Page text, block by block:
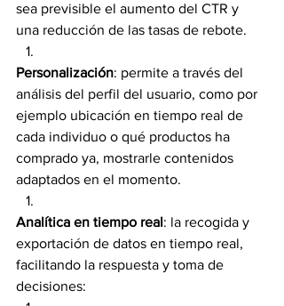
sea previsible el aumento del CTR y
una reducción de las tasas de rebote.
Personalización: permite a través del
análisis del perfil del usuario, como por
ejemplo ubicación en tiempo real de
cada individuo o qué productos ha
comprado ya, mostrarle contenidos
adaptados en el momento.
Analítica en tiempo real: la recogida y
exportación de datos en tiempo real,
facilitando la respuesta y toma de
decisiones: